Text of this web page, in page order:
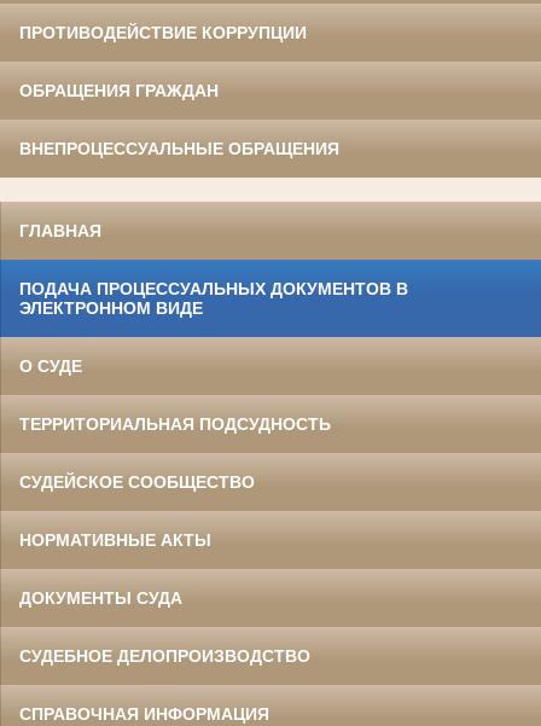
ПРОТИВОДЕЙСТВИЕ КОРРУПЦИИ
ОБРАЩЕНИЯ ГРАЖДАН
ВНЕПРОЦЕССУАЛЬНЫЕ ОБРАЩЕНИЯ
ГЛАВНАЯ
ПОДАЧА ПРОЦЕССУАЛЬНЫХ ДОКУМЕНТОВ В
ЭЛЕКТРОННОМ ВИДЕ
О СУДЕ
ТЕРРИТОРИАЛЬНАЯ ПОДСУДНОСТЬ
СУДЕЙСКОЕ СООБЩЕСТВО
НОРМАТИВНЫЕ АКТЫ
ДОКУМЕНТЫ СУДА
СУДЕБНОЕ ДЕЛОПРОИЗВОДСТВО
СПРАВОЧНАЯ ИНФОРМАЦИЯ